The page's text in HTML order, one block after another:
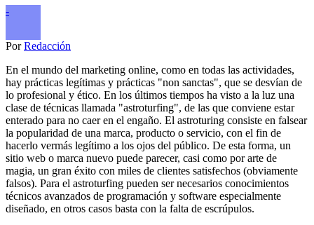
-
PorRedacción
En el mundo del marketing online, como en todas las actividades,
hay prácticas legítimas y prácticas "non sanctas", que se desvían de
lo profesional y ético. En los últimos tiempos ha visto a la luz una
clase de técnicas llamada "astroturfing", de las que conviene estar
enterado para no caer en el engaño. El astroturing consiste en falsear
la popularidad de una marca, producto o servicio, con el fin de
hacerlo vermás legítimo a los ojos del público. De esta forma, un
sitio web o marca nuevo puede parecer, casi como por arte de
magia, un gran éxito con miles de clientes satisfechos (obviamente
falsos). Para el astroturfing pueden ser necesarios conocimientos
técnicos avanzados de programación y software especialmente
diseñado, en otros casos basta con la falta de escrúpulos.